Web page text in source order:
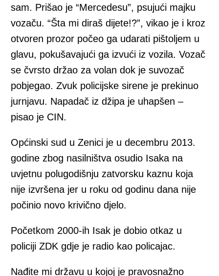
sam. Prišao je “Mercedesu”, psujući majku
vozaču. “Šta mi diraš dijete!?”, vikao je i kroz
otvoren prozor počeo ga udarati pištoljem u
glavu, pokušavajući ga izvući iz vozila. Vozač
se čvrsto držao za volan dok je suvozač
pobjegao. Zvuk policijske sirene je prekinuo
jurnjavu. Napadač iz džipa je uhapšen –
pisao je CIN.
Općinski sud u Zenici je u decembru 2013.
godine zbog nasilništva osudio Isaka na
uvjetnu polugodišnju zatvorsku kaznu koja
nije izvršena jer u roku od godinu dana nije
počinio novo krivično djelo.
Početkom 2000-ih Isak je dobio otkaz u
policiji ZDK gdje je radio kao policajac.
Nađite mi državu u kojoj je pravosnažno